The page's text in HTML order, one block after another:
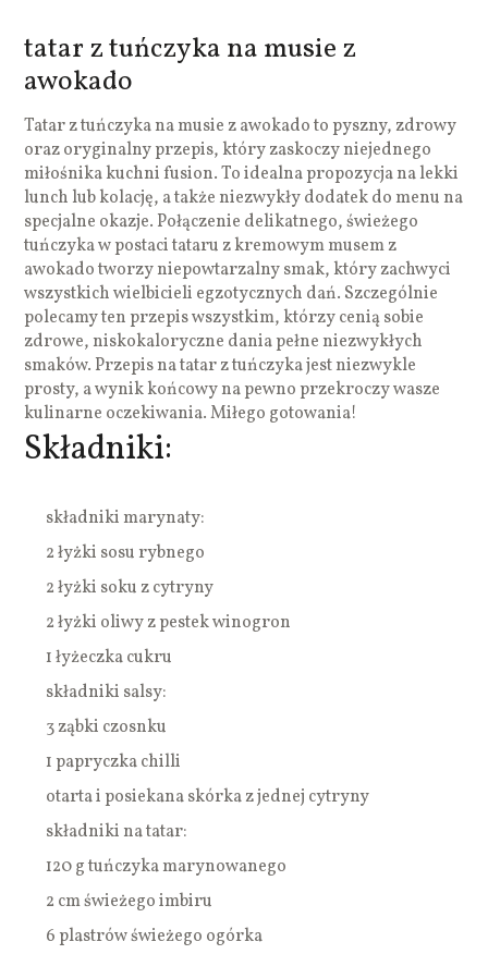
tatar z tuńczyka na musie z
awokado
Tatar z tuńczyka na musie z awokado to pyszny, zdrowy
oraz oryginalny przepis, który zaskoczy niejednego
miłośnika kuchni fusion. To idealna propozycja na lekki
lunch lub kolację, a także niezwykły dodatek do menu na
specjalne okazje. Połączenie delikatnego, świeżego
tuńczyka w postaci tataru z kremowym musem z
awokado tworzy niepowtarzalny smak, który zachwyci
wszystkich wielbicieli egzotycznych dań. Szczególnie
polecamy ten przepis wszystkim, którzy cenią sobie
zdrowe, niskokaloryczne dania pełne niezwykłych
smaków. Przepis na tatar z tuńczyka jest niezwykle
prosty, a wynik końcowy na pewno przekroczy wasze
kulinarne oczekiwania. Miłego gotowania!
Składniki:
składniki marynaty:
2 łyżki sosu rybnego
2 łyżki soku z cytryny
2 łyżki oliwy z pestek winogron
1 łyżeczka cukru
składniki salsy:
3 ząbki czosnku
1 papryczka chilli
otarta i posiekana skórka z jednej cytryny
składniki na tatar:
120 g tuńczyka marynowanego
2 cm świeżego imbiru
6 plastrów świeżego ogórka